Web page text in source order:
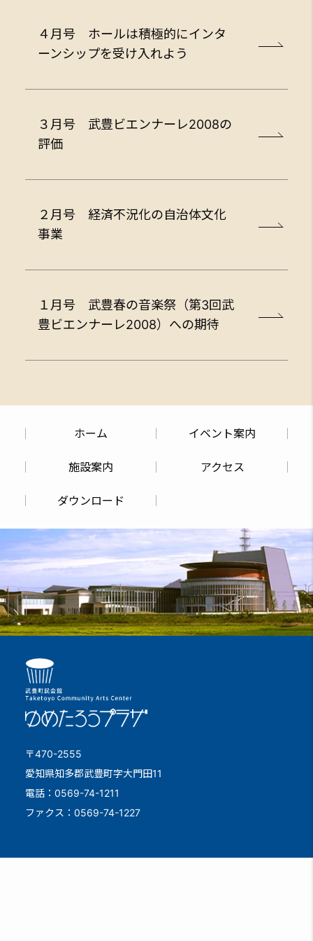
４月号 ホールは積極的にインタ
ーンシップを受け入れよう
３月号 武豊ビエンナーレ2008の
評価
２月号 経済不況化の自治体文化
事業
１月号 武豊春の音楽祭（第3回武
豊ビエンナーレ2008）への期待
ホーム イベント案内
施設案内 アクセス
ダウンロード
〒470-2555
愛知県知多郡武豊町字大門田11
電話：0569-74-1211
ファクス：0569-74-1227